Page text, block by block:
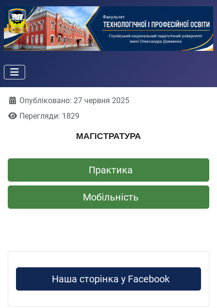
ДеталіОпубліковано: 27 червня 2025
Перегляди: 1829
МАГІСТРАТУРА
Практика
Мобільність
Наша сторінка у Facebook